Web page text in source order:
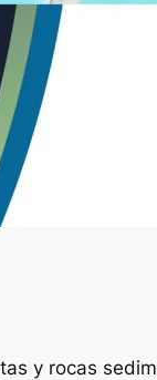
y rocas